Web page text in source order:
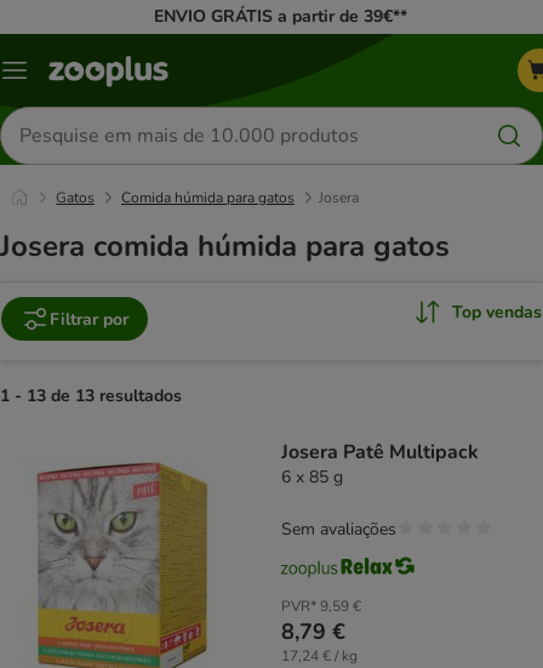
ENVIO GRÁTIS a partir de 39€**
Menu
Pesquisar
produtos
Gatos Comida húmida para gatos Josera
Josera comida húmida para gatos
Filtrar por Top vendas
1 - 13 de 13 resultados
Josera Patê Multipack
6 x 85 g
PVR*9,59 €
8,79 €
17,24 € / kg
Sem avaliações